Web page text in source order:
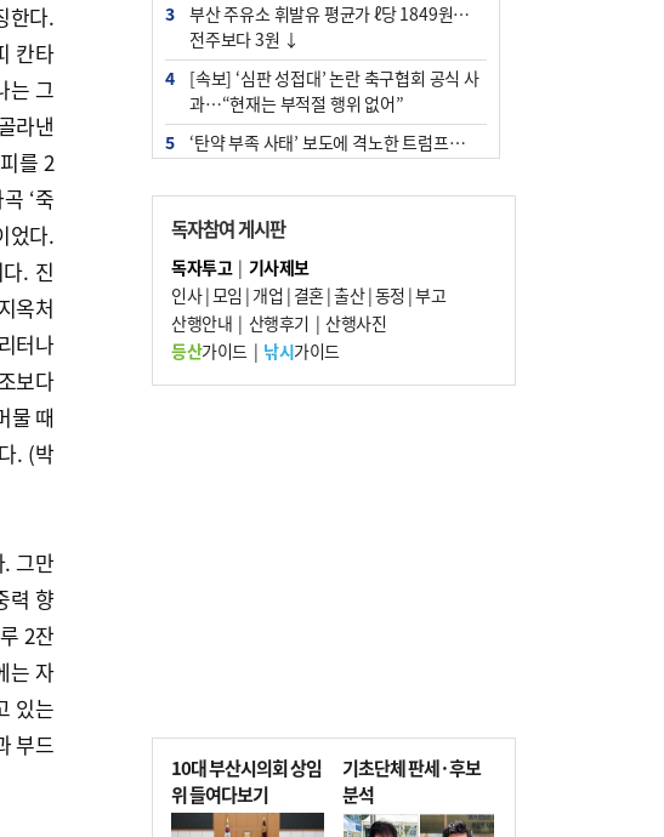
한다.
칸타
는 그
라낸
를 2
‘죽
었다.
. 진
옥처
터나
보다
물 때
. (박
그만
력 향
2잔
는 자
있는
부드
3
부산 주유소 휘발유 평균가 ℓ당 1849원…
전주보다 3원 ↓
4
[속보] ‘심판 성접대’ 논란 축구협회 공식 사
과…“현재는 부적절 행위 없어”
5
‘탄약 부족 사태’ 보도에 격노한 트럼프…
전닉스 ETF 이후 발생"
7
[속보]‘尹 탄핵 반대’ 세계로교회 손현보,
백악관서 트럼프 접견
8
서울 중랑구서 흉기 난동…60대 남성 2명
사망
독자참여 게시판
독자투고| 기사제보
인사|모임 | 개업 | 결혼|출산|동정 |부고
산행안내 | 산행후기 | 산행사진
등산가이드| 낚시가이드
10대 부산시의회 상임
위 들여다보기
기초단체 판세·후보
분석